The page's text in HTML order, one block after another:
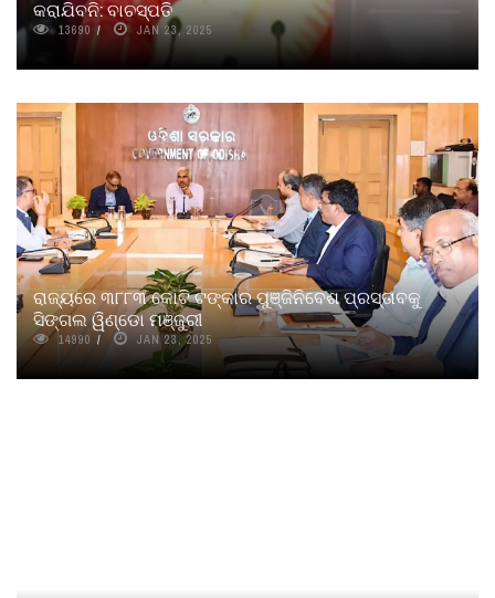
କରାଯିବନି: ବାଚସ୍ପତି
13690 JAN 23, 2025
ରାଜ୍ୟରେ ୩୮୮୩ କୋଟି ଟଙ୍କାର ପୁଞ୍ଜିନିବେଶ ପ୍ରସ୍ତାବକୁ
ସିଙ୍ଗଲ ୱିଣ୍ଡୋ ମଞ୍ଜୁରୀ
14990 JAN 23, 2025